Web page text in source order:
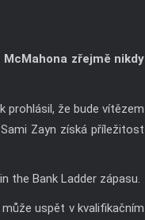
zřejmě nikdy
prohlásil, že bude vítězem
Zayn získá příležitost
the Bank Ladder zápasu.
uspět v kvalifikačním